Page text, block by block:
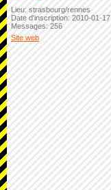
Lieu: strasbourg/rennes
Date d'inscription: 2010-01-17
Messages: 256
Site web